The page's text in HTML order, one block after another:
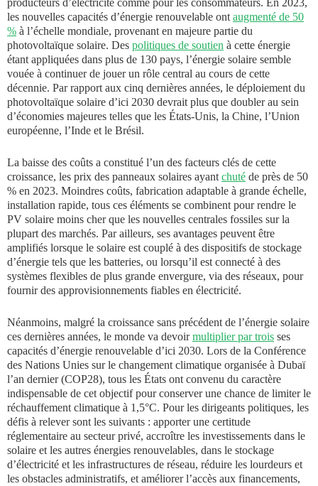
producteurs d’électricité comme pour les consommateurs. En 2023,
les nouvelles capacités d’énergie renouvelable ontaugmenté de 50
% à l’échelle mondiale, provenant en majeure partie du
photovoltaïque solaire. Des politiques de soutien à cette énergie
étant appliquées dans plus de 130 pays, l’énergie solaire semble
vouée à continuer de jouer un rôle central au cours de cette
décennie. Par rapport aux cinq dernières années, le déploiement du
photovoltaïque solaire d’ici 2030 devrait plus que doubler au sein
d’économies majeures telles que les États-Unis, la Chine, l’Union
européenne, l’Inde et le Brésil.
La baisse des coûts a constitué l’un des facteurs clés de cette
croissance, les prix des panneaux solaires ayantchuté de près de 50
% en 2023. Moindres coûts, fabrication adaptable à grande échelle,
installation rapide, tous ces éléments se combinent pour rendre le
PV solaire moins cher que les nouvelles centrales fossiles sur la
plupart des marchés. Par ailleurs, ses avantages peuvent être
amplifiés lorsque le solaire est couplé à des dispositifs de stockage
d’énergie tels que les batteries, ou lorsqu’il est connecté à des
systèmes flexibles de plus grande envergure, via des réseaux, pour
fournir des approvisionnements fiables en électricité.
Néanmoins, malgré la croissance sans précédent de l’énergie solaire
ces dernières années, le monde va devoirmultiplier par trois ses
capacités d’énergie renouvelable d’ici 2030. Lors de la Conférence
des Nations Unies sur le changement climatique organisée à Dubaï
l’an dernier (COP28), tous les États ont convenu du caractère
indispensable de cet objectif pour conserver une chance de limiter le
réchauffement climatique à 1,5°C. Pour les dirigeants politiques, les
défis à relever sont les suivants : apporter une certitude
réglementaire au secteur privé, accroître les investissements dans le
solaire et les autres énergies renouvelables, dans le stockage
d’électricité et les infrastructures de réseau, réduire les lourdeurs et
les obstacles administratifs, et améliorer l’accès aux financements,